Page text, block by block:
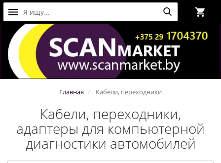
Главная Кабели, переходники
Кабели, переходники,
адаптеры для компьютерной
диагностики автомобилей